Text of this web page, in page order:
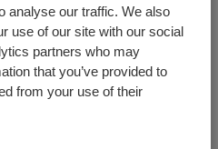
analyse our traffic. We also
use of our site with our social
partners who may
that you’ve provided to
from your use of their
профиль (seal)
Cargo Floor сделан из
пластика (Nobraforte),
чрезвычайно
уплотнение Cargo Floor